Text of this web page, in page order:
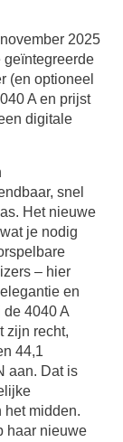
2025
geïntegreerde
(en optioneel
A en prijst
digitale
snel
Het nieuwe
je nodig
– hier
en
4040 A
zijn recht,
44,1
aan. Dat is
het midden.
haar nieuwe